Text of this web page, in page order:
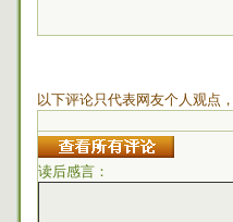
以下评论只代表网友个人观点
读后感言：